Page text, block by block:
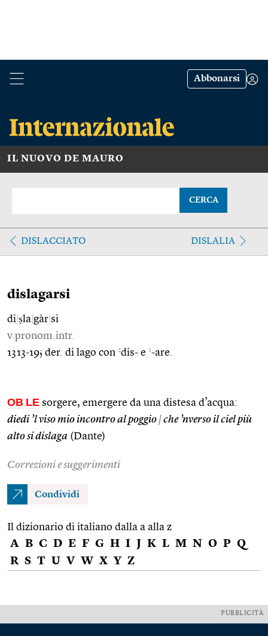
Abbonarsi
IL NUOVO DE MAURO
CERCA
DISLACCIATO DISLALIA
dislagarsi
di ṣla gàr si
v.pronom.intr.
1313-19; der. di lago con 2dis- e 1-are.
OB LE sorgere, emergere da una distesa d’acqua:
diedi ’l viso mio incontro al poggio |che ’nverso il ciel più
alto si dislaga (Dante)
Correzioni e suggerimenti
Condividi
Il dizionario di italiano dalla a alla z
A B C D E F G H I J K L M N O P Q
R S T U V W X Y Z
PUBBLICITÀ